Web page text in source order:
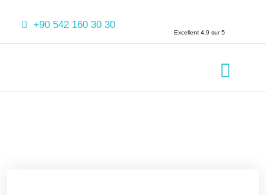
+90 542 160 30 30
Excellent 4,9 sur 5